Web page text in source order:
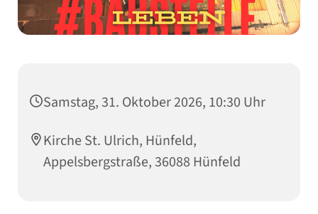
Samstag, 31. Oktober 2026, 10:30 Uhr
Kirche St. Ulrich, Hünfeld,
Appelsbergstraße, 36088 Hünfeld